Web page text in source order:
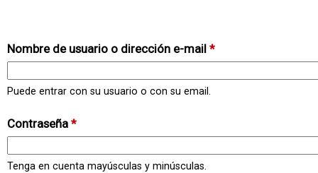
Nombre de usuario o dirección e-mail *
Puede entrar con su usuario o con su email.
Contraseña *
Tenga en cuenta mayúsculas y minúsculas.